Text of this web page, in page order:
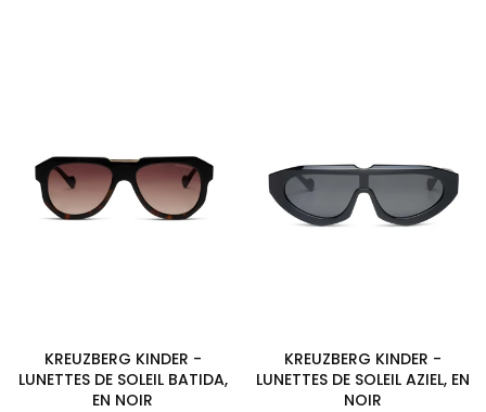
KREUZBERG KINDER -
LUNETTES DE SOLEIL BATIDA,
EN NOIR
KREUZBERG KINDER -
LUNETTES DE SOLEIL AZIEL, EN
NOIR